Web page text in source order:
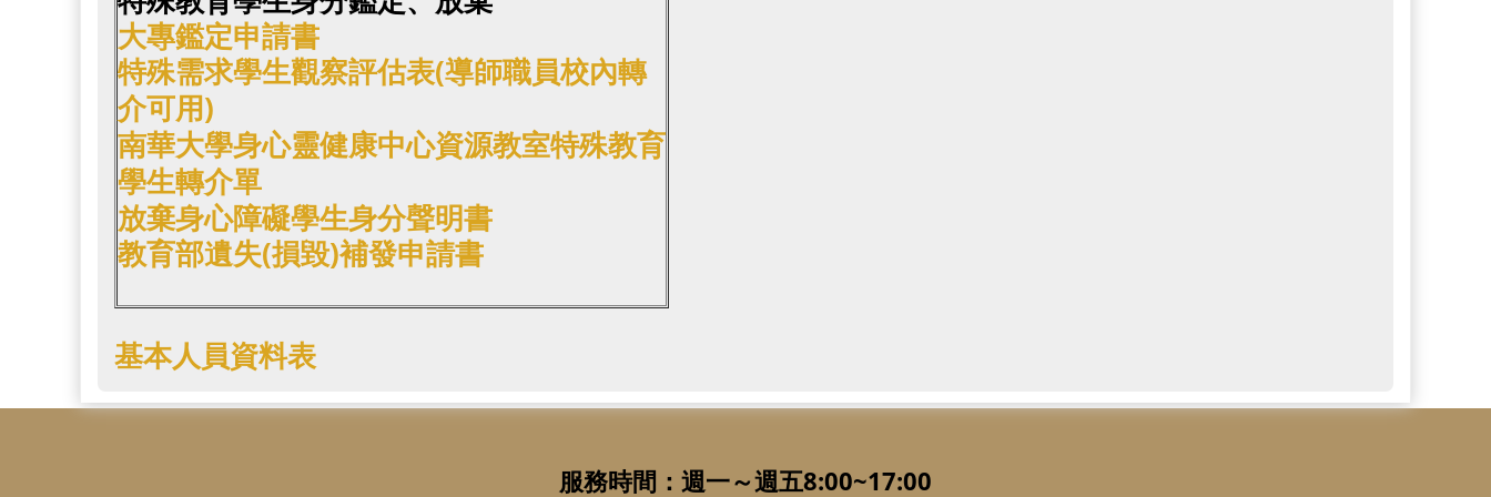
大專鑑定申請書
特殊需求學生觀察評估表(導師職員校內轉
介可用)
南華大學身心靈健康中心資源教室特殊教育
學生轉介單
放棄身心障礙學生身分聲明書
教育部遺失(損毀)補發申請書
基本人員資料表
服務時間：週一～週五8:00~17:00